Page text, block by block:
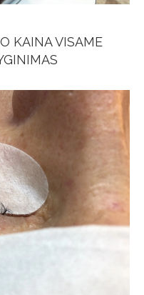
KAINA VISAME